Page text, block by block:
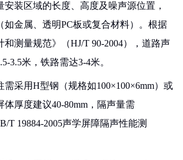
安装区域的长度、高度及噪声源位置，
如金属、透明PC板或复合材料）。根据
和测量规范》（HJ/T 90-2004），道路声
3.5米，铁路需达3-4米。
需采用H型钢（规格如100×100×6mm）或
体厚度建议40-80mm，隔声量需
T 19884-2005声学屏障隔声性能测